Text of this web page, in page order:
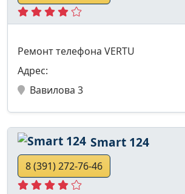
Ремонт телефона VERTU
Адрес:
Вавилова 3
Smart 124
8 (391) 272-76-46